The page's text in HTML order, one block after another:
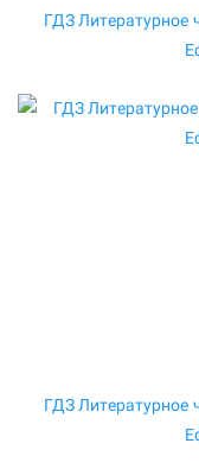
ГДЗ Литературное
ГДЗ Литературное